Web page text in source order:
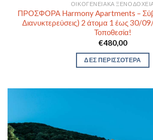
ΟΙΚΟΓΕΝΕΙΑΚΆ
ΠΡΟΣΦΟΡΑ Harmony Apartments –
Διανυκτερεύσεις) 2 άτομα 1 έως 30/
Τοποθεσία!
€480,00
ΔΕΣ ΠΕΡΙΣΣΟΤΕΡΑ